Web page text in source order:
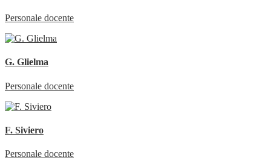
Personale docente
G. Glielma
Personale docente
F. Siviero
Personale docente